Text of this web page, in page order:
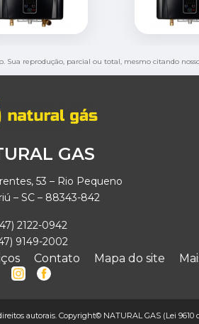
Sua reprodução, parcial ou total, mesmo citando
GAS
53 – Rio Pequeno
– SC – 88343-842
2122-0942
9149-2002
Contato Mapa do site
autorais. Copyright© NATURAL GAS (Lei 9610